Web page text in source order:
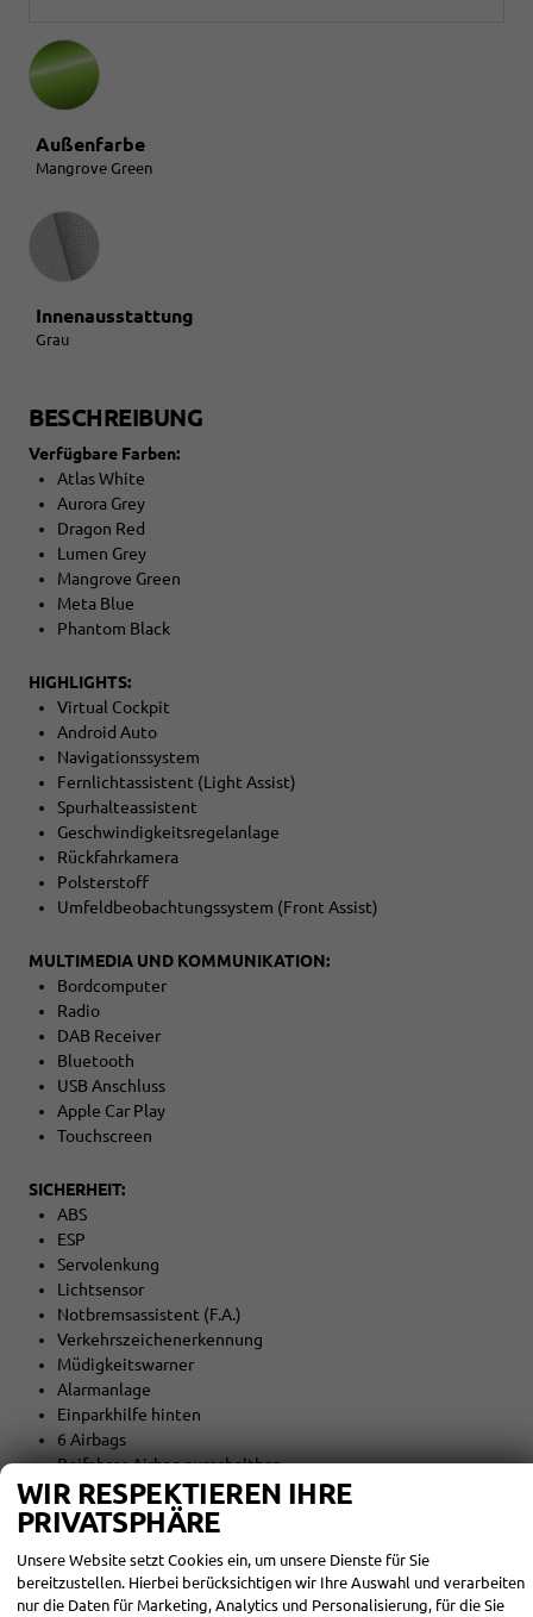
Außenfarbe
Mangrove Green
Innenausstattung
Innenausstattung
Grau
BESCHREIBUNG
Verfügbare Farben:
Atlas White
Aurora Grey
Dragon Red
Lumen Grey
Mangrove Green
Meta Blue
Phantom Black
HIGHLIGHTS:
Virtual Cockpit
Android Auto
Navigationssystem
Fernlichtassistent (Light Assist)
Spurhalteassistent
Geschwindigkeitsregelanlage
Rückfahrkamera
Polsterstoff
Umfeldbeobachtungssystem (Front Assist)
MULTIMEDIA UND KOMMUNIKATION:
Bordcomputer
Radio
DAB Receiver
Bluetooth
USB Anschluss
Apple Car Play
Touchscreen
SICHERHEIT:
ABS
ESP
Servolenkung
Lichtsensor
Notbremsassistent (F.A.)
Verkehrszeichenerkennung
Müdigkeitswarner
Alarmanlage
Einparkhilfe hinten
6 Airbags
Beifahrer-Airbag ausschaltbar
INNENAUSSTATTUNG UND KOMFORT:
Außenspiegel elektrisch verstellbar
Elektrische Fensterheber vorne und hinten
WIR RESPEKTIEREN IHRE
PRIVATSPHÄRE
Unsere Website setzt Cookies ein, um unsere Dienste für Sie
bereitzustellen. Hierbei berücksichtigen wir Ihre Auswahl und verarbeiten
nur die Daten für Marketing, Analytics und Personalisierung, für die Sie